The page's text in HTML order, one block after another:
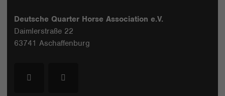
Deutsche Quarter Horse Association e.V.
Daimlerstraße 22
63741 Aschaffenburg